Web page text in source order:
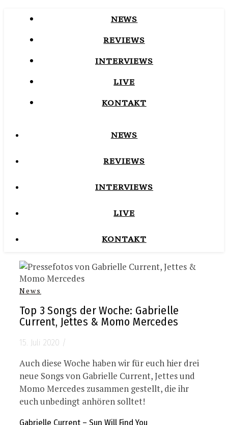
NEWS
REVIEWS
INTERVIEWS
LIVE
KONTAKT
NEWS
REVIEWS
INTERVIEWS
LIVE
KONTAKT
News
Top 3 Songs der Woche: Gabrielle
Current, Jettes & Momo Mercedes
15. Juli 2020 /
Auch diese Woche haben wir für euch hier drei
neue Songs von Gabrielle Current, Jettes und
Momo Mercedes zusammen gestellt, die ihr
euch unbedingt anhören solltet!
Gabrielle Current – Sun Will Find You